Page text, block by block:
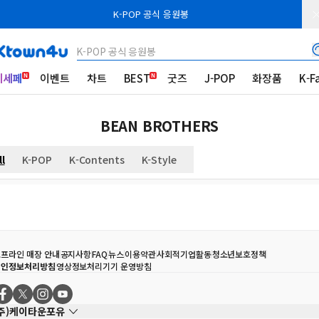
K-POP 공식 응원봉
K-POP 공식 응원봉
세페 이벤트 차트 BEST 굿즈 J-POP 화장품 K-
BEAN BROTHERS
K-POP K-Contents K-Style
라인 매장 안내공지사항FAQ뉴스이용약관사회적기업활동청소년보호정책
정보처리방침영상정보처리기기 운영방침
)케이타운포유